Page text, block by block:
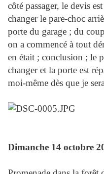
côté passager, le devis
changer le pare-choc
porte du garage ; du
on a commencé à tout
en était ; conclusion ; le
changer et la porte est
moi-même dès que je
Dimanche 14 octobre